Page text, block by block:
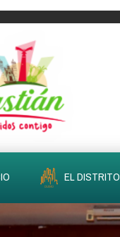
EL DISTRITO